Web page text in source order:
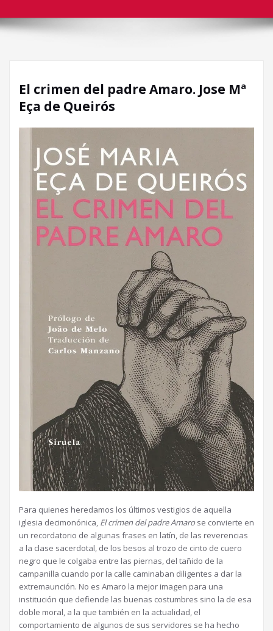
El crimen del padre Amaro. Jose Mª
Eça de Queirós
Para quienes heredamos los últimos vestigios de aquella
iglesia decimonónica, El crimen del padre Amarose convierte en
un recordatorio de algunas frases en latín, de las reverencias
a la clase sacerdotal, de los besos al trozo de cinto de cuero
negro que le colgaba entre las piernas, del tañido de la
campanilla cuando por la calle caminaban diligentes a dar la
extremaunción. No es Amaro la mejor imagen para una
institución que defiende las buenas costumbres sino la de esa
doble moral, a la que también en la actualidad, el
comportamiento de algunos de sus servidores se ha hecho